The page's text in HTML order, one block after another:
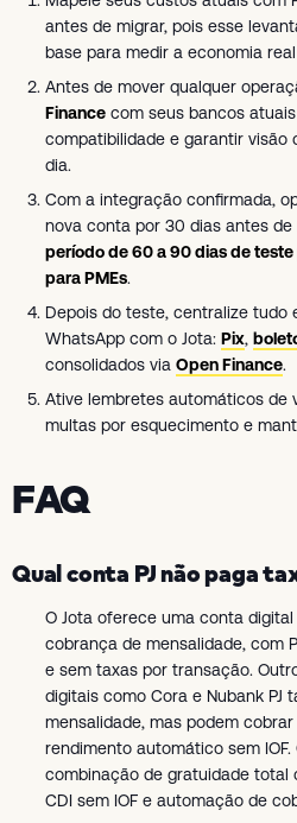
antes de migrar, pois esse
base para medir a economia
Antes de mover qualquer
Finance com seus bancos
compatibilidade e garantir visão
dia.
Com a integração confirmada,
nova conta por 30 dias antes
período de 60 a 90 dias de
para PMEs.
Depois do teste, centralize tudo
WhatsApp com o Jota: Pix,
consolidados via Open Finance.
Ative lembretes automáticos de
multas por esquecimento e
FAQ
Qual conta PJ não paga
O Jota oferece uma conta
cobrança de mensalidade, com
e sem taxas por transação.
digitais como Cora e Nubank PJ
mensalidade, mas podem
rendimento automático sem
combinação de gratuidade total
CDI sem IOF e automação de